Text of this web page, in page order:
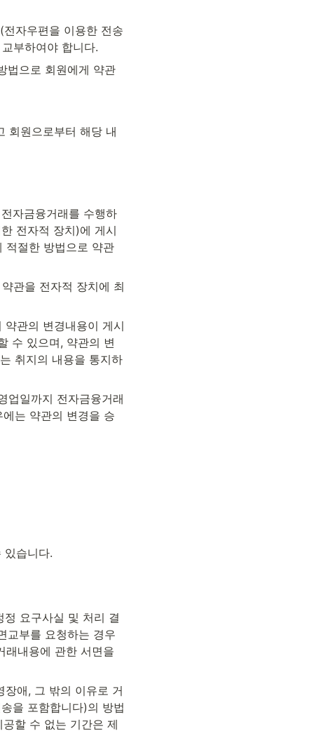
자우편을 이용한 전송
부하여야 합니다.
법으로 회원에게 약관
회원으로부터 해당 내
자금융거래를 수행하
전자적 장치)에 게시
적절한 방법으로 약관
관을 전자적 장치에 최
관의 변경내용이 게시
수 있으며, 약관의 변
취지의 내용을 통지하
업일까지 전자금융거래
는 약관의 변경을 승
있습니다.
요구사실 및 처리 결
교부를 요청하는 경우
래내용에 관한 서면을
애, 그 밖의 이유로 거
을 포함합니다)의 방법
할 수 없는 기간은 제